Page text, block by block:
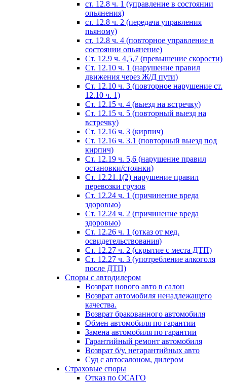
cт. 12.8 ч. 1 (управление в состоянии
опьянения)
ст. 12.8 ч. 2 (передача управления
пьяному)
ст. 12.8 ч. 4 (повторное управление в
состоянии опьянение)
Ст. 12.9 ч. 4,5,7 (превышение скорости)
Ст. 12.10 ч. 1 (нарушение правил
движения через Ж/Д пути)
Ст. 12.10 ч. 3 (повторное нарушение ст.
12.10 ч. 1)
Ст. 12.15 ч. 4 (выезд на встречку)
Ст. 12.15 ч. 5 (повторный выезд на
встречку)
Ст. 12.16 ч. 3 (кирпич)
Ст. 12.16 ч. 3.1 (повторный выезд под
кирпич)
Ст. 12.19 ч. 5,6 (нарушение правил
остановки/стоянки)
Ст. 12.21.1(2) нарушение правил
перевозки грузов
Ст. 12.24 ч. 1 (причинение вреда
здоровью)
Ст. 12.24 ч. 2 (причинение вреда
здоровью)
Ст. 12.26 ч. 1 (отказ от мед.
освидетельствования)
Ст. 12.27 ч. 2 (скрытие с места ДТП)
Ст. 12.27 ч. 3 (употребление алкоголя
после ДТП)
Споры с автодилером
Возврат нового авто в салон
Возврат автомобиля ненадлежащего
качества.
Возврат бракованного автомобиля
Обмен автомобиля по гарантии
Замена автомобиля по гарантии
Гарантийный ремонт автомобиля
Возврат б/у, негарантийных авто
Суд с автосалоном, дилером
Страховые споры
Отказ по ОСАГО